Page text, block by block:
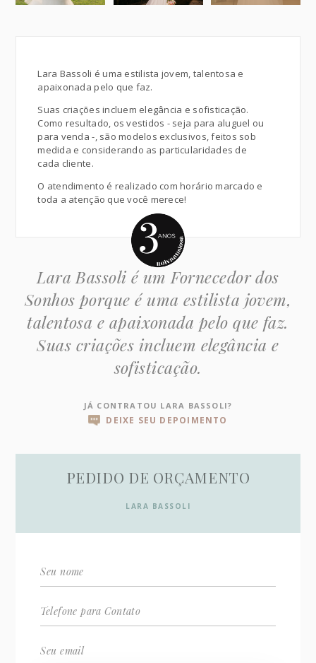
Lara Bassoli é uma estilista jovem, talentosa e
apaixonada pelo que faz.
Suas criações incluem elegância e sofisticação.
Como resultado, os vestidos - seja para aluguel ou
para venda -, são modelos exclusivos, feitos sob
medida e considerando as particularidades de
cada cliente.
O atendimento é realizado com horário marcado e
toda a atenção que você merece!
Lara Bassoli é um Fornecedor dos
Sonhos porque é uma estilista jovem,
talentosa e apaixonada pelo que faz.
Suas criações incluem elegância e
sofisticação.
JÁ CONTRATOU LARA BASSOLI?
DEIXE SEU DEPOIMENTO
PEDIDO DE ORÇAMENTO